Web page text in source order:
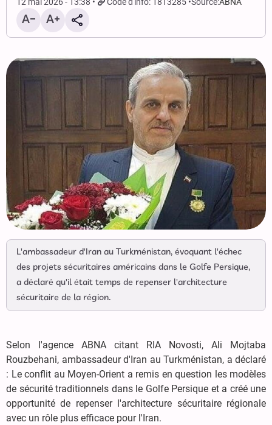
L'ambassadeur d'Iran au Turkménistan, évoquant l'échec
des projets sécuritaires américains dans le Golfe Persique,
a déclaré qu'il était temps de repenser l'architecture
sécuritaire de la région.
Selon l'agence ABNA citant RIA Novosti, Ali Mojtaba
Rouzbehani, ambassadeur d'Iran au Turkménistan, a déclaré
: Le conflit au Moyen-Orient a remis en question les modèles
de sécurité traditionnels dans le Golfe Persique et a créé une
opportunité de repenser l'architecture sécuritaire régionale
avec un rôle plus efficace pour l'Iran.